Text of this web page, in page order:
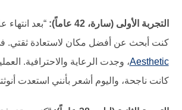
التجربة الأولى (سارة، 42 عاماً):
“بعد انتهاء
كنت أبحث عن أفضل مكان لاستعادة ثقتي.
Aesthetic، وجدت الرعاية والاحترافية.
كانت ناجحة، واليوم أشعر بأنني استعدت